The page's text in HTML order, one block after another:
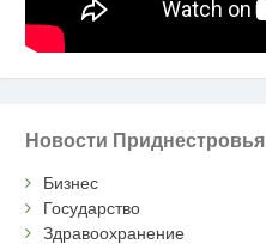
Новости Приднестровья
Бизнес
Государство
Здравоохранение